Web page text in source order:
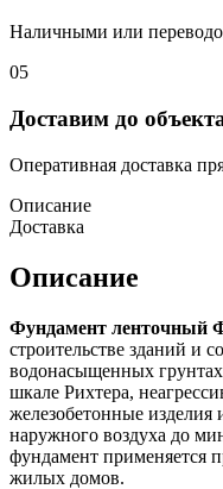
Наличными или
05
Доставим до
Оперативная доставка
Описание
Доставка
Описание
Фундамент ленточный
строительстве зданий и
водонасыщенных
шкале Рихтера,
железобетонные изделия
наружного воздуха до
фундамент применяется
жилых домов.